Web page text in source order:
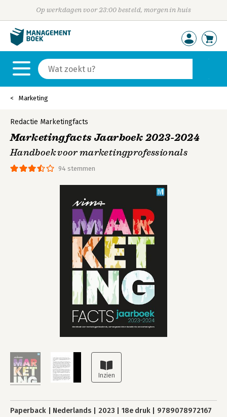
Op werkdagen voor 23:00 besteld, morgen in huis
Marketing
94 stemmen
Redactie Marketingfacts
Marketingfacts Jaarboek 2023-2024
Handboek voor marketingprofessionals
Paperback Nederlands 2023 18e druk 9789078972167